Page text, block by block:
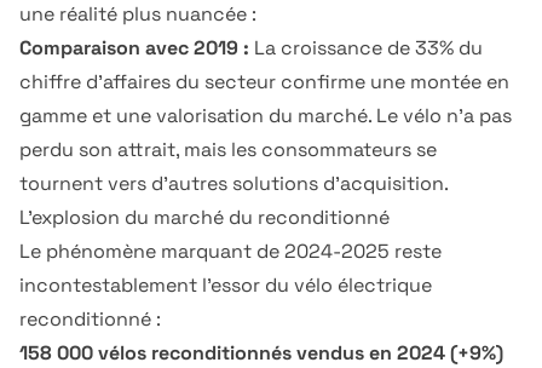
une réalité plus nuancée :
Comparaison avec 2019 : La croissance de 33% du
chiffre d'affaires du secteur confirme une montée en
gamme et une valorisation du marché. Le vélo n'a pas
perdu son attrait, mais les consommateurs se
tournent vers d'autres solutions d'acquisition.
L'explosion du marché du reconditionné
Le phénomène marquant de 2024-2025 reste
incontestablement l'essor du vélo électrique
reconditionné :
158 000 vélos reconditionnés vendus en 2024 (+9%)